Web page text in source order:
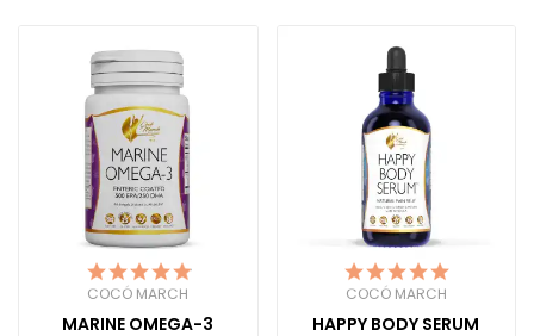
COCÓ MARCH
MARINE OMEGA-3
COCÓ MARCH
HAPPY BODY SERUM